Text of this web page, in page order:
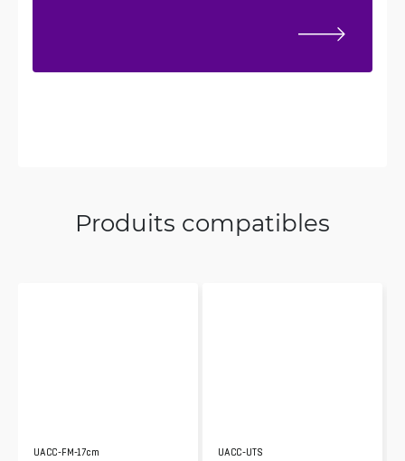
Produits compatibles
UACC-FM-17cm UACC-UTS